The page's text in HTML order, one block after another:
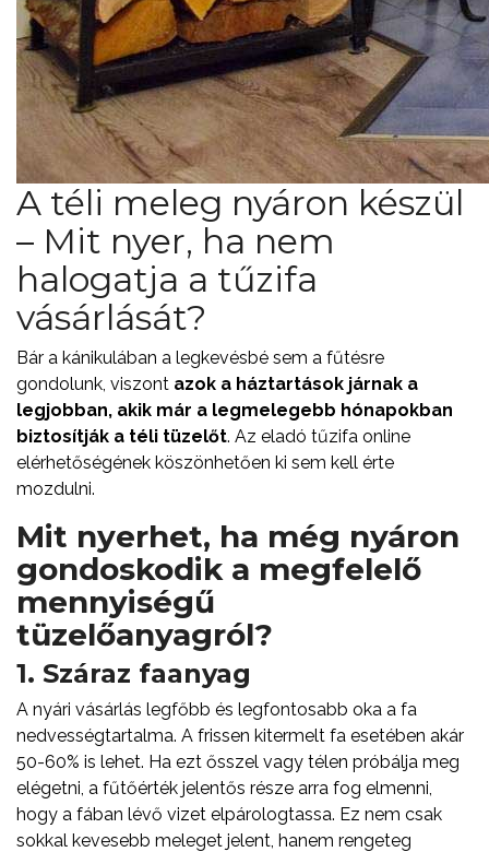
A téli meleg nyáron készül
– Mit nyer, ha nem
halogatja a tűzifa
vásárlását?
Bár a kánikulában a legkevésbé sem a fűtésre
gondolunk, viszont azok a háztartások járnak a
legjobban, akik már a legmelegebb hónapokban
biztosítják a téli tüzelőt. Az eladó tűzifa online
elérhetőségének köszönhetően ki sem kell érte
mozdulni.
Mit nyerhet, ha még nyáron
gondoskodik a megfelelő
mennyiségű
tüzelőanyagról?
1. Száraz faanyag
A nyári vásárlás legfőbb és legfontosabb oka a fa
nedvességtartalma. A frissen kitermelt fa esetében akár
50-60% is lehet. Ha ezt ősszel vagy télen próbálja meg
elégetni, a fűtőérték jelentős része arra fog elmenni,
hogy a fában lévő vizet elpárologtassa. Ez nem csak
sokkal kevesebb meleget jelent, hanem rengeteg